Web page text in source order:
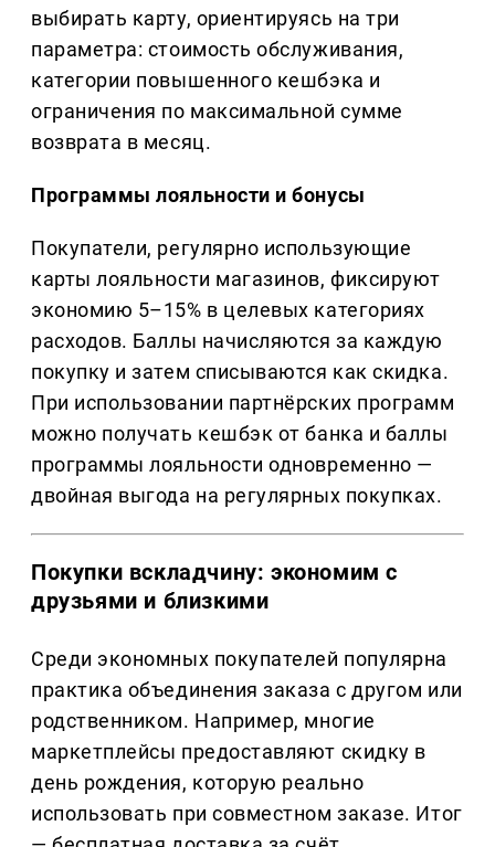
выбирать карту, ориентируясь на три
параметра: стоимость обслуживания,
категории повышенного кешбэка и
ограничения по максимальной сумме
возврата в месяц.
Программы лояльности и бонусы
Покупатели, регулярно использующие
карты лояльности магазинов, фиксируют
экономию 5–15% в целевых категориях
расходов. Баллы начисляются за каждую
покупку и затем списываются как скидка.
При использовании партнёрских программ
можно получать кешбэк от банка и баллы
программы лояльности одновременно —
двойная выгода на регулярных покупках.
Покупки вскладчину: экономим с
друзьями и близкими
Среди экономных покупателей популярна
практика объединения заказа с другом или
родственником. Например, многие
маркетплейсы предоставляют скидку в
день рождения, которую реально
использовать при совместном заказе. Итог